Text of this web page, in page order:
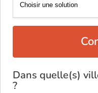
Dans quelle(s)
?